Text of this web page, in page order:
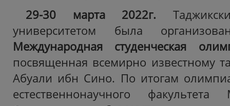
29-30 марта 2022г.
университетом была
Международная студенческая
посвященная всемирно известному
Абуали ибн Сино. По итогам
естественнонаучного